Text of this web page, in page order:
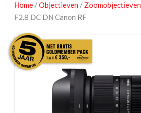
Home /Objectieven / Zoomobjectieven
F2.8 DC DN Canon RF